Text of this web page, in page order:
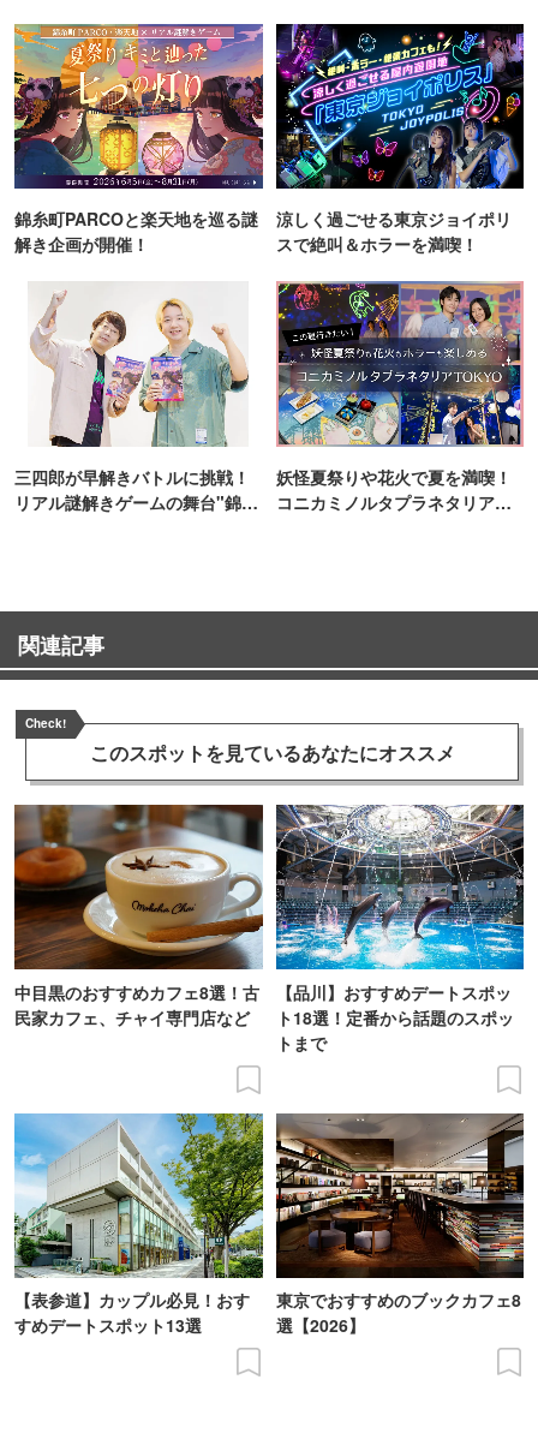
錦糸町PARCOと楽天地を巡る謎
解き企画が開催！
涼しく過ごせる東京ジョイポリ
スで絶叫＆ホラーを満喫！
三四郎が早解きバトルに挑戦！
リアル謎解きゲームの舞台"錦糸
妖怪夏祭りや花火で夏を満喫！
コニカミノルタプラネタリア
関連記事
Check!
このスポットを見ているあなたにオススメ
中目黒のおすすめカフェ8選！古
民家カフェ、チャイ専門店など
【品川】おすすめデートスポッ
ト18選！定番から話題のスポッ
トまで
【表参道】カップル必見！おす
すめデートスポット13選
東京でおすすめのブックカフェ8
選【2026】